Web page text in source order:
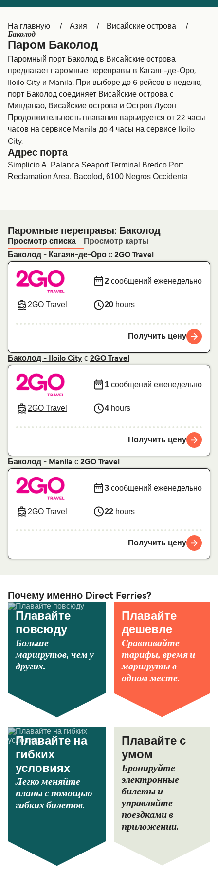
Ελλάδα Belgique (FR)
Polska
Schweiz (DE) Norge
Україна Indonesia
المغرب Maroc (FR)
На главную Азия Висайские острова
Баколод
Паром Баколод
Паромный порт Баколод в Висайские острова
предлагает паромные переправы в Кагаян-де-Оро,
Iloilo City и Manila. При выборе до 6 рейсов в неделю,
порт Баколод соединяет Висайские острова с
Минданао, Висайские острова и Остров Лусон.
Продолжительность плавания варьируется от 22 часы
часов на сервисе Manila до 4 часы на сервисе Iloilo
City.
Адрес порта
Simplicio A. Palanca Seaport Terminal Bredco Port,
Reclamation Area, Bacolod, 6100 Negros Occidenta
Паромные переправы: Баколод
Просмотр списка
Просмотр карты
Баколод - Кагаян-де-Оро с 2GO Travel
2GO Travel
2 сообщений еженедельно
20 hours
Получить цену
Баколод - Iloilo City с 2GO Travel
2GO Travel
1 сообщений еженедельно
4 hours
Получить цену
Баколод - Manila с 2GO Travel
2GO Travel
3 сообщений еженедельно
22 hours
Получить цену
Почему именно Direct Ferries?
Плавайте
повсюду
Больше
маршрутов, чем у
других.
Плавайте
дешевле
Сравнивайте
тарифы, время и
маршруты в
одном месте.
Плавайте на
гибких
условиях
Легко меняйте
планы с помощью
гибких билетов.
Плавайте с
умом
Бронируйте
электронные
билеты и
управляйте
поездками в
приложении.